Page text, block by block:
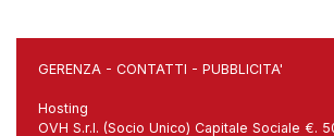
GERENZA - CONTATTI - PUBBLICITA'
Hosting
OVH S.r.l. (Socio Unico) Capitale Sociale €.